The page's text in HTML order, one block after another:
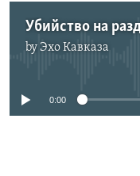
Убийство на
by Эхо Кавказа
No
0:00